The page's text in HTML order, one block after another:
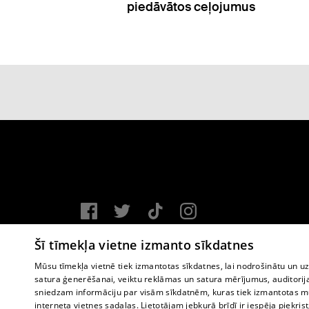
Vortal assistance service: e-mail -
Copyright © 2004-2026 SIA HELIO MEDIA.
All rights reserved.
Šī tīmekļa vietne izmanto sīkdatnes
Mūsu tīmekļa vietnē tiek izmantotas sīkdatnes, lai nodrošinātu un
satura ģenerēšanai, veiktu reklāmas un satura mērījumus,
sniedzam informāciju par visām sīkdatnēm, kuras tiek izmantotas
interneta vietnes sadaļas. Lietotājam jebkurā brīdī ir iespēja